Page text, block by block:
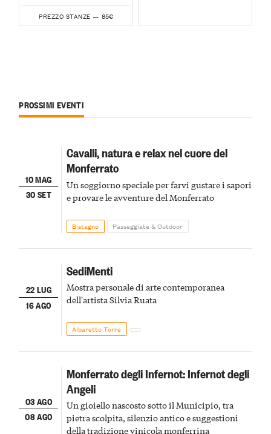
PREZZO STANZE — 85€
PROSSIMI EVENTI
10 MAG
30 SET
Cavalli, natura e relax nel cuore del
Monferrato
Un soggiorno speciale per farvi gustare i sapori
e provare le avventure del Monferrato
Bistagno Passeggiate & Outdoor
22 LUG
16 AGO
SediMenti
Mostra personale di arte contemporanea
dell'artista Silvia Ruata
Albaretto Torre
03 AGO
08 AGO
Monferrato degli Infernot: Infernot degli
Angeli
Un gioiello nascosto sotto il Municipio, tra
pietra scolpita, silenzio antico e suggestioni
della tradizione vinicola monferrina